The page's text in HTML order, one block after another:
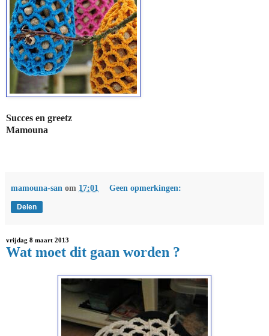
Succes en greetz
Mamouna
mamouna-san om 17:01 Geen opmerkingen:
Delen
vrijdag 8 maart 2013
Wat moet dit gaan worden ?